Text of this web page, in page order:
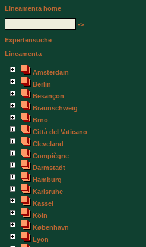
Lineamenta home
->
Expertensuche
Lineamenta
Amsterdam
Berlin
Besançon
Braunschweig
Brno
Città del Vaticano
Cleveland
Compiègne
Darmstadt
Hamburg
Karlsruhe
Kassel
Köln
København
Lyon